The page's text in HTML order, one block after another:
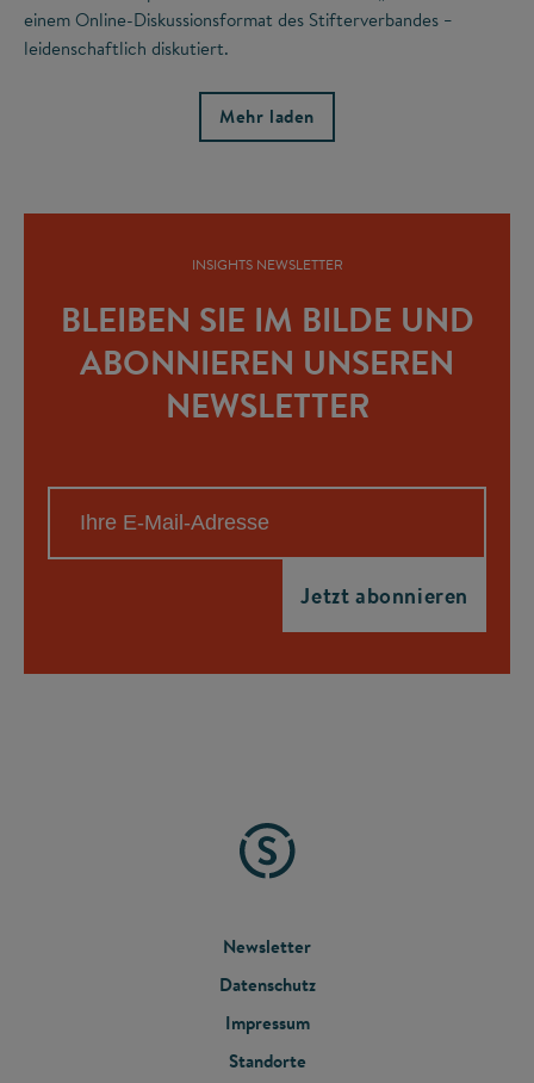
einem Online-Diskussionsformat des Stifterverbandes –
leidenschaftlich diskutiert.
Mehr laden
INSIGHTS NEWSLETTER
BLEIBEN SIE IM BILDE UND
ABONNIEREN UNSEREN
NEWSLETTER
FOOTER
MENU
Newsletter
Datenschutz
Impressum
Standorte